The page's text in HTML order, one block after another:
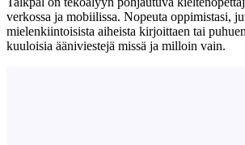
verkossa ja mobiilissa. Nopeuta oppimistasi,
mielenkiintoisista aiheista kirjoittaen tai
kuuloisia ääniviestejä missä ja milloin vain.